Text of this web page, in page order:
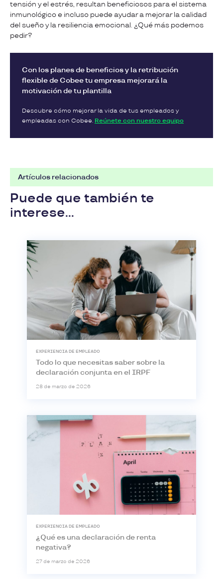
tensión y el estrés, resultan beneficiosos para el sistema
inmunológico e incluso puede ayudar a mejorar la calidad
del sueño y la resiliencia emocional. ¿Qué más podemos
pedir?
Con los planes de beneficios y la retribución
flexible de Cobee tu empresa mejorará la
motivación de tu plantilla
Descubre cómo mejorar la vida de tus empleados y
empleadas con Cobee. Reúnete con nuestro equipo
Artículos relacionados
Puede que también te
interese...
EXPERIENCIA DE EMPLEADO
Todo lo que necesitas saber sobre la
declaración conjunta en el IRPF
28 de marzo de 2026
EXPERIENCIA DE EMPLEADO
¿Qué es una declaración de renta
negativa?
27 de marzo de 2026